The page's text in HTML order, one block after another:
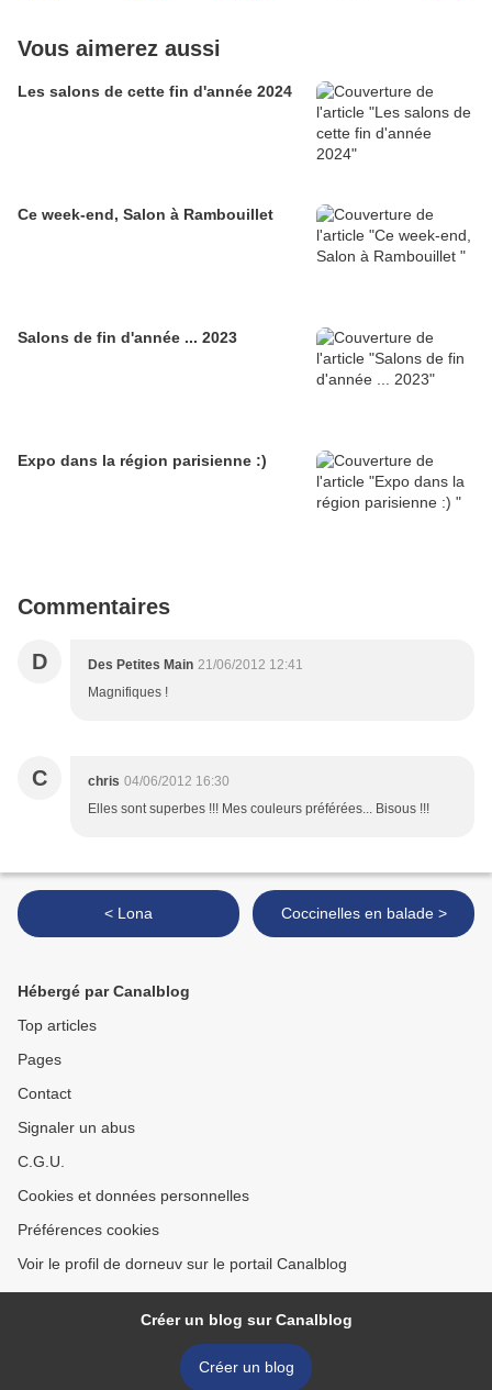
Vous aimerez aussi
Les salons de cette fin d'année 2024
Ce week-end, Salon à Rambouillet
Salons de fin d'année ... 2023
Expo dans la région parisienne :)
Commentaires
D Des Petites Main 21/06/2012 12:41
Magnifiques !
C chris 04/06/2012 16:30
Elles sont superbes !!! Mes couleurs préférées... Bisous !!!
< Lona Coccinelles en balade >
Hébergé par Canalblog
Top articles
Pages
Contact
Signaler un abus
C.G.U.
Cookies et données personnelles
Préférences cookies
Voir le profil de dorneuv sur le portail Canalblog
Créer un blog sur Canalblog
Créer un blog